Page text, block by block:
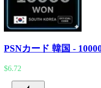
PSNカード 韓国 -
$6.72